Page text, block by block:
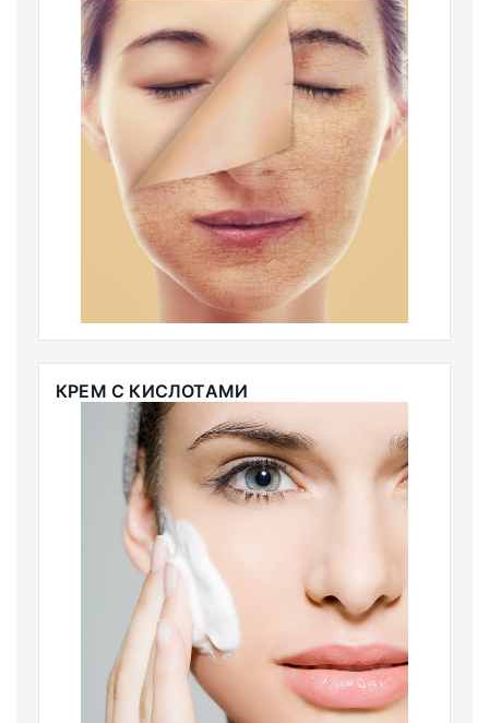
КРЕМ С КИСЛОТАМИ